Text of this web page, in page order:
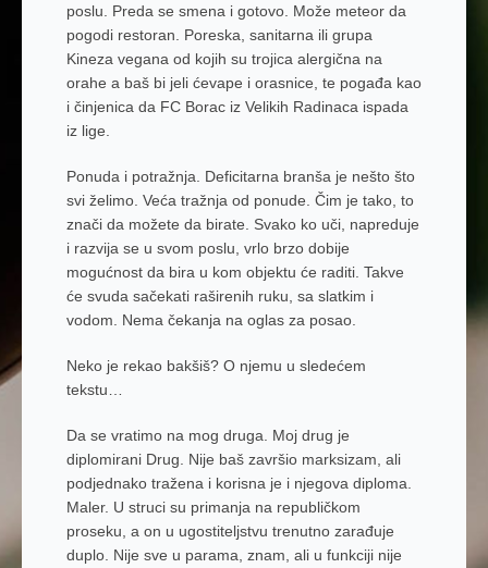
poslu. Preda se smena i gotovo. Može meteor da
pogodi restoran. Poreska, sanitarna ili grupa
Kineza vegana od kojih su trojica alergična na
orahe a baš bi jeli ćevape i orasnice, te pogađa kao
i činjenica da FC Borac iz Velikih Radinaca ispada
iz lige.
Ponuda i potražnja.
Deficitarna branša je nešto što
svi želimo. Veća tražnja od ponude. Čim je tako, to
znači da možete da birate. Svako ko uči, napreduje
i razvija se u svom poslu, vrlo brzo dobije
mogućnost da bira u kom objektu će raditi. Takve
će svuda sačekati raširenih ruku, sa slatkim i
vodom. Nema čekanja na oglas za posao.
Neko je rekao bakšiš? O njemu u sledećem
tekstu…
Da se vratimo na mog druga. Moj drug je
diplomirani Drug. Nije baš završio marksizam, ali
podjednako tražena i korisna je i njegova diploma.
Maler. U struci su primanja na republičkom
proseku, a on u ugostiteljstvu trenutno zarađuje
duplo. Nije sve u parama, znam, ali u funkciji nije